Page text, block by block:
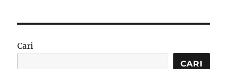
Cari
CARI